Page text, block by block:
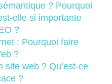
? Pourquoi
elle si importante
?
: Pourquoi faire
?
site web ? Qu’est-ce
?